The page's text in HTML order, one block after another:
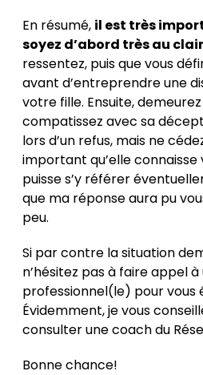
En résumé, il est très
soyez d’abord très au clair
ressentez, puis que vous
avant d’entreprendre une
votre fille. Ensuite,
compatissez avec sa
lors d’un refus, mais ne
important qu’elle connaisse
puisse s’y référer
que ma réponse aura pu
peu.
Si par contre la situation
n’hésitez pas à faire appel
professionnel(le) pour vous
Évidemment, je vous
consulter une coach du
Bonne chance!